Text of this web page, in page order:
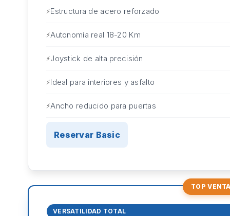
Estructura de acero reforzado
Autonomía real 18-20 Km
Joystick de alta precisión
Ideal para interiores y asfalto
Ancho reducido para puertas
Reservar Basic
TOP
VERSATILIDAD TOTAL